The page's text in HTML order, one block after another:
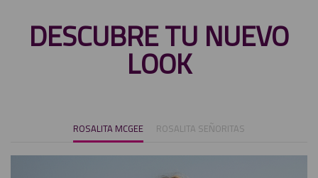
DESCUBRE TU NUEVO
LOOK
ROSALITA MCGEE ROSALITA SEÑORITAS